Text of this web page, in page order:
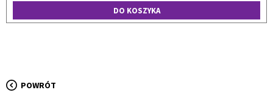
DO KOSZYKA
POWRÓT